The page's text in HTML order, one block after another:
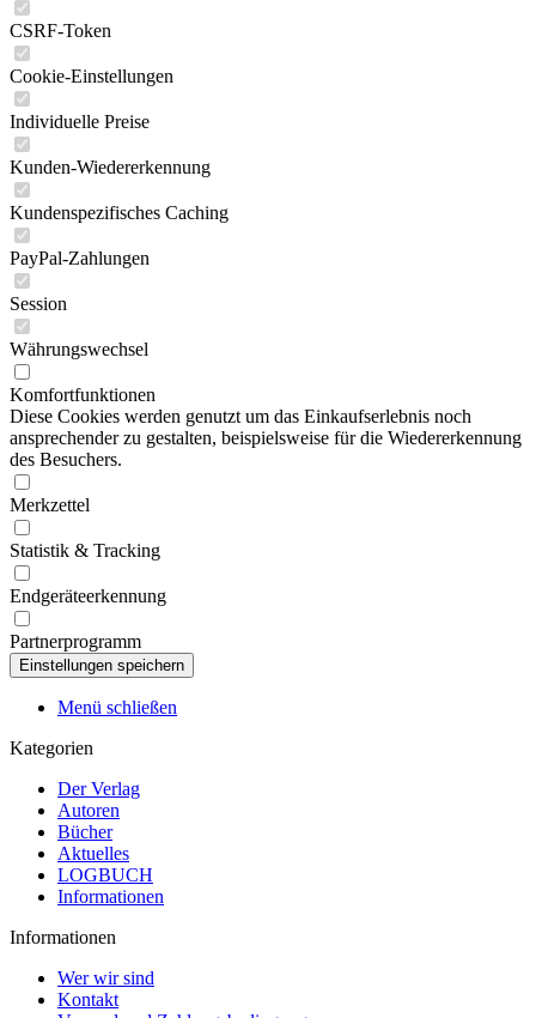
CSRF-Token
Cookie-Einstellungen
Individuelle Preise
Kunden-Wiedererkennung
Kundenspezifisches Caching
PayPal-Zahlungen
Session
Währungswechsel
Komfortfunktionen
Diese Cookies werden genutzt um das Einkaufserlebnis noch
ansprechender zu gestalten, beispielsweise für die Wiedererkennung
des Besuchers.
Merkzettel
Statistik & Tracking
Endgeräteerkennung
Partnerprogramm
Menü schließen
Kategorien
Der Verlag
Autoren
Bücher
Aktuelles
LOGBUCH
Informationen
Informationen
Wer wir sind
Kontakt